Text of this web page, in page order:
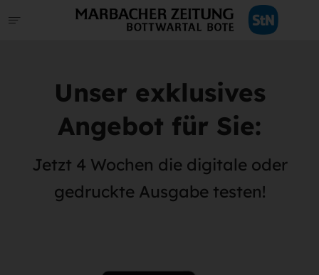
Unser exklusives
Angebot für Sie:
Jetzt 4 Wochen die digitale oder
gedruckte Ausgabe testen!